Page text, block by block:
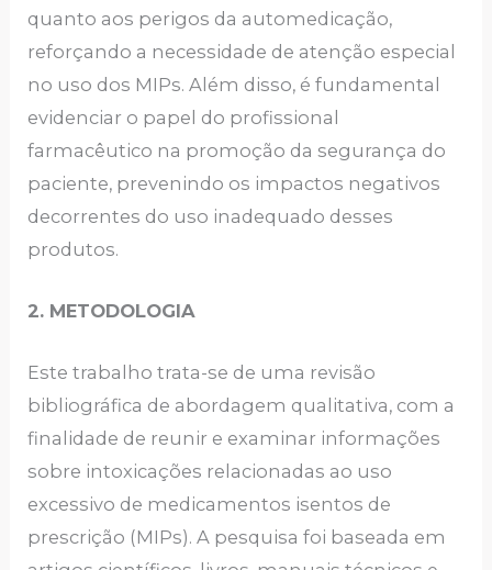
quanto aos perigos da automedicação,
reforçando a necessidade de atenção especial
no uso dos MIPs. Além disso, é fundamental
evidenciar o papel do profissional
farmacêutico na promoção da segurança do
paciente, prevenindo os impactos negativos
decorrentes do uso inadequado desses
produtos.
2. METODOLOGIA
Este trabalho trata-se de uma revisão
bibliográfica de abordagem qualitativa, com a
finalidade de reunir e examinar informações
sobre intoxicações relacionadas ao uso
excessivo de medicamentos isentos de
prescrição (MIPs). A pesquisa foi baseada em